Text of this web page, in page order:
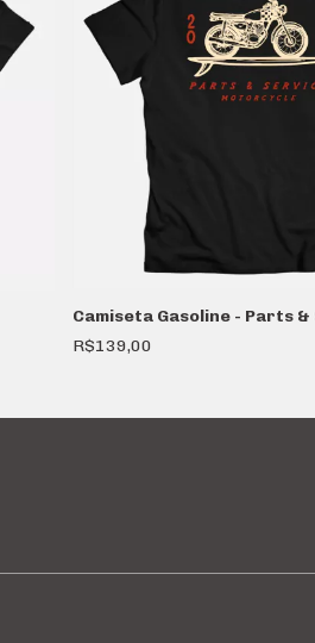
Camiseta Gasoline - Parts
R$139,00